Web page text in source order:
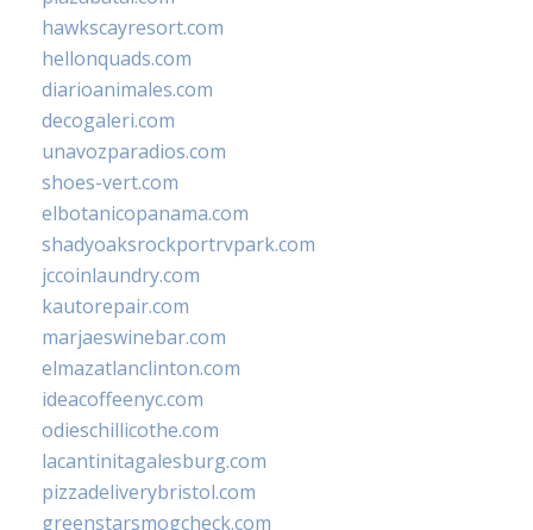
hawkscayresort.com
hellonquads.com
diarioanimales.com
decogaleri.com
unavozparadios.com
shoes-vert.com
elbotanicopanama.com
shadyoaksrockportrvpark.com
jccoinlaundry.com
kautorepair.com
marjaeswinebar.com
elmazatlanclinton.com
ideacoffeenyc.com
odieschillicothe.com
lacantinitagalesburg.com
pizzadeliverybristol.com
greenstarsmogcheck.com